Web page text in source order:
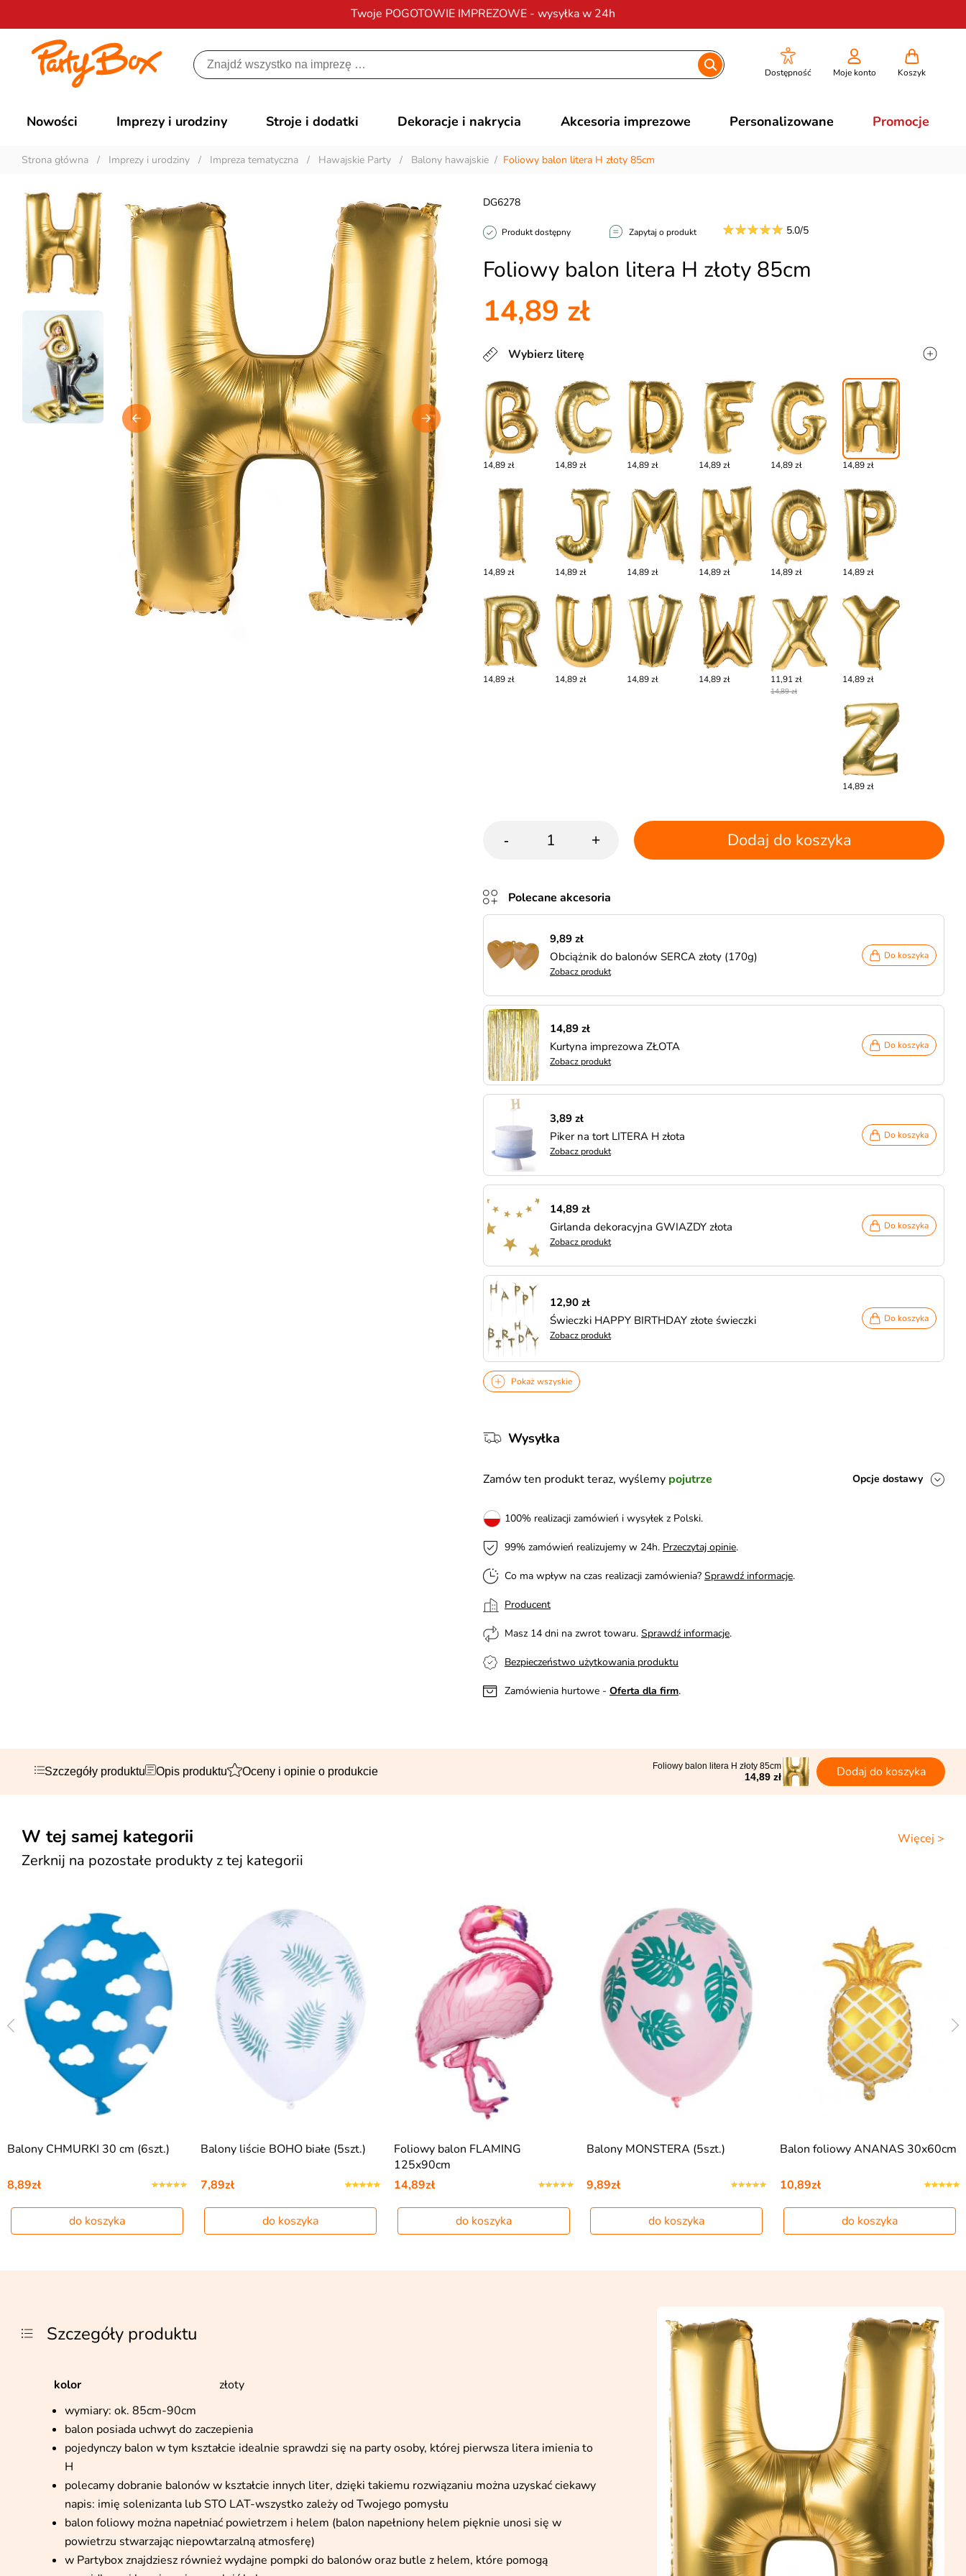
Twoje POGOTOWIE IMPREZOWE - wysyłka w 24h
Darmowa dostawana zamówienia od 200 zł
Dostępność Moje konto Koszyk
Nowości Imprezy i urodziny Stroje i dodatki Dekoracje i nakrycia Akcesoria imprezowe Personalizowane Promocje
Strona główna / Imprezy i urodziny / Impreza tematyczna / Hawajskie Party / Balony hawajskie / Foliowy balon litera H złoty 85cm
Foliowy balon litera H złoty 85cm
DG6278
Produkt dostępny Zapytaj o produkt 5.0/5
14,89 zł
Wybierz literę
14,89 zł 14,89 zł 14,89 zł 14,89 zł 14,89 zł 14,89 zł
14,89 zł 14,89 zł 14,89 zł 14,89 zł 14,89 zł 14,89 zł
14,89 zł 14,89 zł 14,89 zł 14,89 zł 11,91 zł
14,89 zł
14,89 zł
14,89 zł
- + Dodaj do koszyka
Polecane akcesoria
9,89 zł
Obciążnik do balonów SERCA złoty (170g)
Zobacz produkt
Do koszyka
14,89 zł
Kurtyna imprezowa ZŁOTA
Zobacz produkt
Do koszyka
3,89 zł
Piker na tort LITERA H złota
Zobacz produkt
Do koszyka
14,89 zł
Girlanda dekoracyjna GWIAZDY złota
Zobacz produkt
Do koszyka
12,90 zł
Świeczki HAPPY BIRTHDAY złote świeczki
Zobacz produkt
Do koszyka
Pokaż wszyskie
Wysyłka
Zamów ten produkt teraz, wyślemy pojutrze Opcje dostawy
100% realizacji zamówień i wysyłek z Polski.
99% zamówień realizujemy w 24h. Przeczytaj opinie.
Co ma wpływ na czas realizacji zamówienia? Sprawdź informacje.
Producent
Masz 14 dni na zwrot towaru. Sprawdź informacje.
Bezpieczeństwo użytkowania produktu
Zamówienia hurtowe - Oferta dla firm.
Szczegóły produktu Opis produktu Oceny i opinie o produkcie Foliowy balon litera H złoty 85cm
14,89 zł Dodaj do koszyka
Więcej >
W tej samej kategorii
Zerknij na pozostałe produkty z tej kategorii
Balony CHMURKI 30 cm (6szt.)
8,89zł
do koszyka
Balony liście BOHO białe (5szt.)
7,89zł
do koszyka
Foliowy balon FLAMING
125x90cm
14,89zł
do koszyka
Balony MONSTERA (5szt.)
9,89zł
do koszyka
Balon foliowy ANANAS 30x60cm
10,89zł
do koszyka
Szczegóły produktu
kolor
złoty
wymiary: ok. 85cm-90cm
balon posiada uchwyt do zaczepienia
pojedynczy balon w tym kształcie idealnie sprawdzi się na party osoby, której pierwsza litera imienia to
H
polecamy dobranie balonów w kształcie innych liter, dzięki takiemu rozwiązaniu można uzyskać ciekawy
napis: imię solenizanta lub STO LAT-wszystko zależy od Twojego pomysłu
balon foliowy można napełniać powietrzem i helem (balon napełniony helem pięknie unosi się w
powietrzu stwarzając niepowtarzalną atmosferę)
w Partybox znajdziesz również wydajne pompki do balonów oraz butle z helem, które pomogą